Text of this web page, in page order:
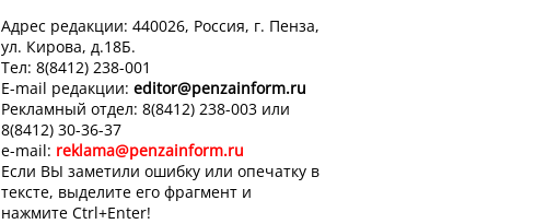
Адрес редакции: 440026, Россия, г. Пенза,
ул. Кирова, д.18Б.
Тел: 8(8412) 238-001
E-mail редакции: editor@penzainform.ru
Рекламный отдел: 8(8412) 238-003 или
8(8412) 30-36-37
e-mail: reklama@penzainform.ru
Если ВЫ заметили ошибку или опечатку в
тексте, выделите его фрагмент и
нажмите Ctrl+Enter!